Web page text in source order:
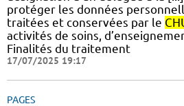
protéger les données
traitées et conservées par le
activités de soins,
Finalités du traitement
17/07/2025 19:17
PAGES